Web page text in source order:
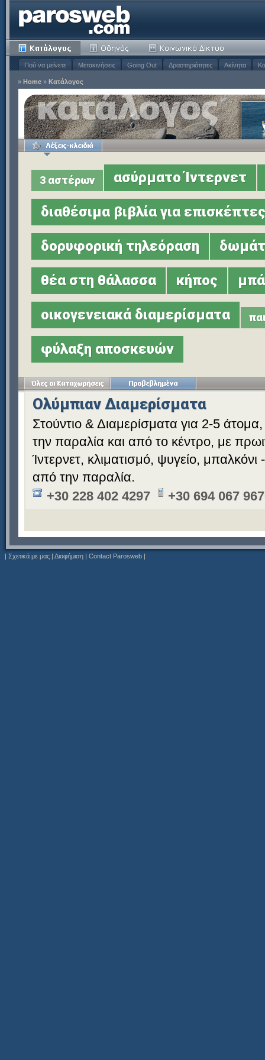
Πού να μείνετε Μετακινήσεις Going Out Δραστηριότητες Ακίνητα
» Home » Κατάλογος
3 αστέρων ασύρματο Ίντερνετ
διαθέσιμα βιβλία για επισκέπτες
δορυφορική τηλεόραση
θέα στη θάλασσα κήπος
οικογενειακά διαμερίσματα
φύλαξη αποσκευών
Ολύμπιαν Διαμερίσματα
Στούντιο & Διαμερίσματα για 2-5
την παραλία και από το κέντρο, με
Ίντερνετ, κλιματισμό, ψυγείο,
από την παραλία.
+30 228 402 4297
+30 694 067
| Σχετικά με μας | Διαφήμιση | Contact Parosweb |